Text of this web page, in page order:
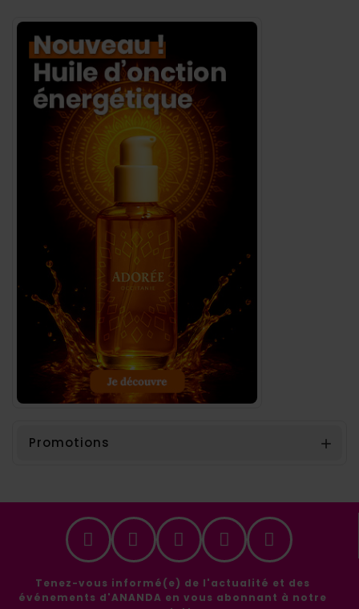
Promotions 
Tenez-vous informé(e) de l'actualité et des
événements d'ANANDA en vous abonnant à notre